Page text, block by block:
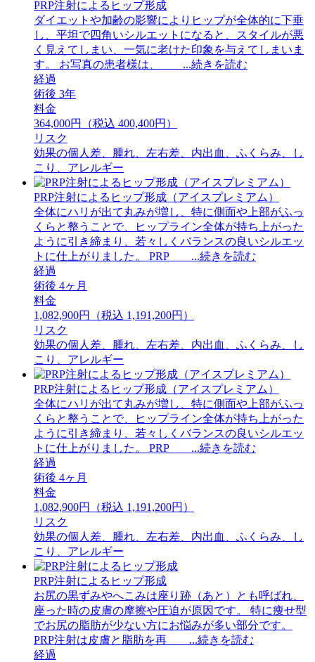
PRP注射によるヒップ形成
ダイエットや加齢の影響によりヒップが全体的に下垂
し、平坦で四角いシルエットになると、スタイルが悪
く見えてしまい、一気に老けた印象を与えてしまいま
す。 お写真の患者様は、 ...続きを読む
経過
術後 3年
料金
364,000円（税込 400,400円）
リスク
効果の個人差、腫れ、左右差、内出血、ふくらみ、し
こり、アレルギー
PRP注射によるヒップ形成（アイスプレミアム）
全体にハリが出て丸みが増し、特に側面や上部がふっ
くらと整うことで、ヒップライン全体が持ち上がった
ように引き締まり、若々しくバランスの良いシルエッ
トに仕上がりました。 PRP ...続きを読む
経過
術後 4ヶ月
料金
1,082,900円（税込 1,191,200円）
リスク
効果の個人差、腫れ、左右差、内出血、ふくらみ、し
こり、アレルギー
PRP注射によるヒップ形成（アイスプレミアム）
全体にハリが出て丸みが増し、特に側面や上部がふっ
くらと整うことで、ヒップライン全体が持ち上がった
ように引き締まり、若々しくバランスの良いシルエッ
トに仕上がりました。 PRP ...続きを読む
経過
術後 4ヶ月
料金
1,082,900円（税込 1,191,200円）
リスク
効果の個人差、腫れ、左右差、内出血、ふくらみ、し
こり、アレルギー
PRP注射によるヒップ形成
お尻の黒ずみやへこみは座り跡（あと）とも呼ばれ、
座った時の皮膚の摩擦や圧迫が原因です。 特に痩せ型
でお尻の脂肪が少ない方にお悩みが多い部分です。
PRP注射は皮膚と脂肪を再 ...続きを読む
経過